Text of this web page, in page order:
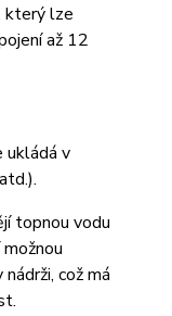
který lze
až 12
ukládá v
topnou vodu
což má